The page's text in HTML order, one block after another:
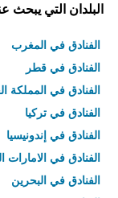
البلدان التي يبحث
الفنادق في المغرب
الفنادق في قطر
الفنادق في المملكة
الفنادق في تركيا
الفنادق في إندونيسيا
الفنادق في الامارات
الفنادق في البحرين